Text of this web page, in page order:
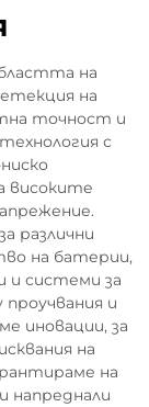
на
на
точност и
с
високите
различни
на батерии,
и системи за
проучвания и
иновации, за
на
на
напреднали